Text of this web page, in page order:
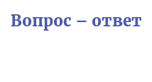
Вопрос – ответ